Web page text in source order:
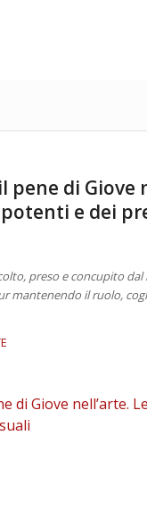
pene di Giove
e dei
preso e concupito
mantenendo il ruolo,
di Giove nell’arte.